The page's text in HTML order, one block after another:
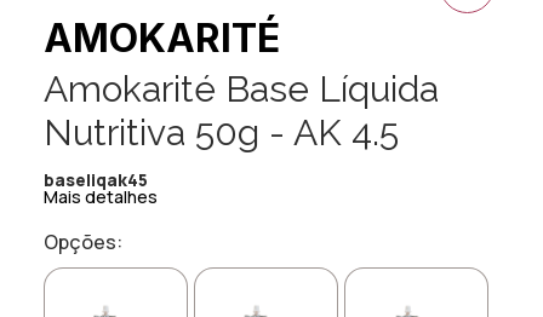
AMOKARITÉ
Amokarité Base Líquida
Nutritiva 50g - AK 4.5
baseliqak45
Mais detalhes
Opções: